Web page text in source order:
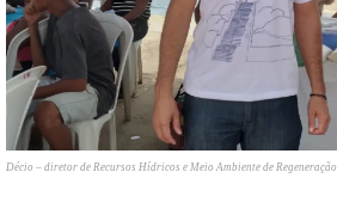
Décio – diretor de Recursos Hídricos e Meio Ambiente de Regeneração